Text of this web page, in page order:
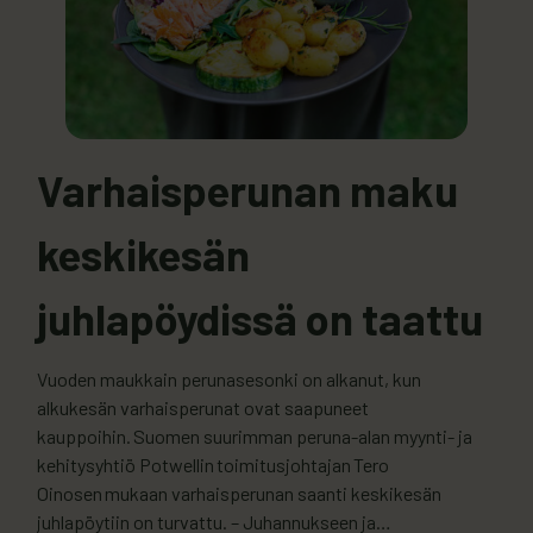
Varhaisperunan maku
keskikesän
juhlapöydissä on taattu
Vuoden maukkain perunasesonki on alkanut, kun
alkukesän varhaisperunat ovat saapuneet
kauppoihin. Suomen suurimman peruna-alan myynti- ja
kehitysyhtiö Potwellin toimitusjohtajan Tero
Oinosen mukaan varhaisperunan saanti keskikesän
juhlapöytiin on turvattu. – Juhannukseen ja